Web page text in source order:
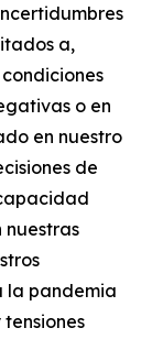
a,
o en
en nuestro
de
la pandemia